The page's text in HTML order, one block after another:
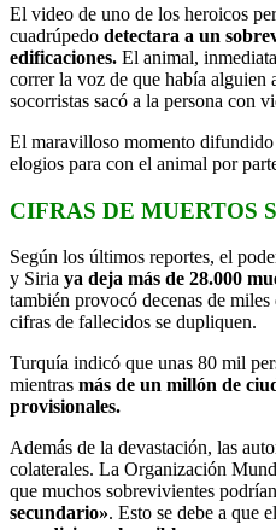
El video de uno de los heroicos
cuadrúpedo detectara a un
edificaciones. El animal,
correr la voz de que había alguien
socorristas sacó a la persona con
El maravilloso momento difundido
elogios para con el animal por
CIFRAS DE MUERTOS
Según los últimos reportes, el
y Siria ya deja más de 28.000
también provocó decenas de miles
cifras de fallecidos se dupliquen.
Turquía indicó que unas 80 mil
mientras más de un millón de
provisionales.
Además de la devastación, las
colaterales. La Organización
que muchos sobrevivientes
secundario». Esto se debe a que